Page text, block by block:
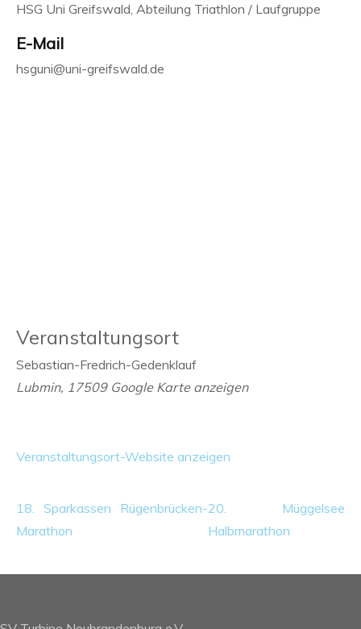
HSG Uni Greifswald, Abteilung Triathlon / Laufgruppe
E-Mail
hsguni@uni-greifswald.de
Veranstaltungsort
Sebastian-Fredrich-Gedenklauf
Lubmin, 17509 Google Karte anzeigen
Veranstaltungsort-Website anzeigen
18. Sparkassen Rügenbrücken-
Marathon
20. Müggelsee
Halbmarathon